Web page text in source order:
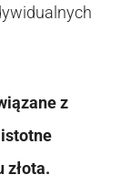
z
złota.